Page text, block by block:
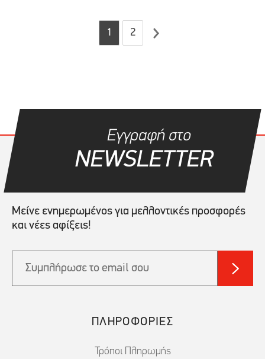
1 2
Εγγραφή στο
NEWSLETTER
Μείνε ενημερωμένος για μελλοντικές προσφορές
και νέες αφίξεις!
ΠΛΗΡΟΦΟΡΙΕΣ
Τρόποι Πληρωμής